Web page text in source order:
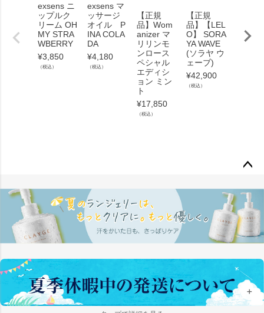
exsens ニ
ップルク
リーム OH
MY STRA
WBERRY
¥3,850
（税込）
exsens マ
ッサージ
オイル P
INA COLA
DA
¥4,180
（税込）
【正規
品】Wom
anizer マ
リリンモ
ンロース
ペシャル
エディシ
ョン ミン
ト
¥17,850
（税込）
【正規
品】【LEL
O】 SORA
YA WAVE
(ソラヤ ウ
ェーブ)
¥42,900
（税込）
OT
LA
ジト
ップ
へ
＋